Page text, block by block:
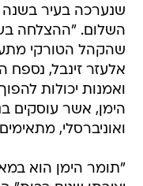
שנערכה בעיר
השלום. "ההצלחה
שהקהל הטורקי
אלעזר זינבל, נספח
ואמנות יכולות
הימן, אשר עוסקים
ואוניברסלי,
"תומר הימן הוא